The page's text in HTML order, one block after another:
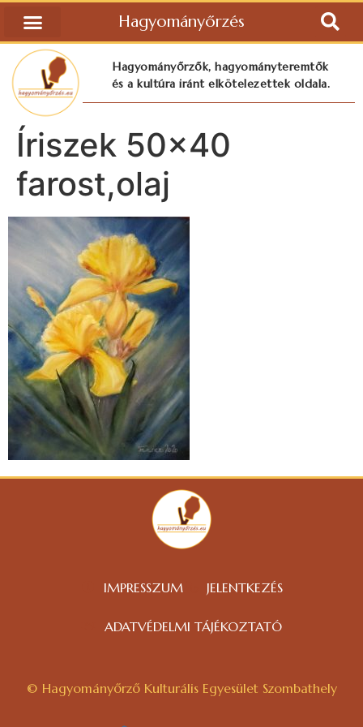
Hagyományőrzés
Hagyományőrzők, hagyományteremtők
és a kultúra iránt elkötelezettek oldala.
Íriszek 50×40
farost,olaj
IMPRESSZUM JELENTKEZÉS
ADATVÉDELMI TÁJÉKOZTATÓ
© Hagyományőrző Kulturális Egyesület Szombathely